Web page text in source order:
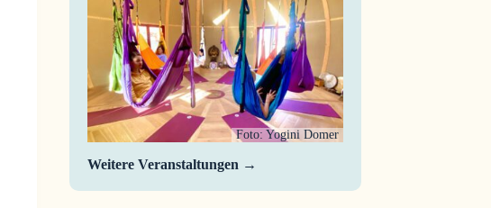
Foto: Yogini Domer
Weitere Veranstaltungen